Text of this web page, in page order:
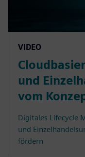
VIDEO
und
vom
Digitales Lifecycle
und
fördern